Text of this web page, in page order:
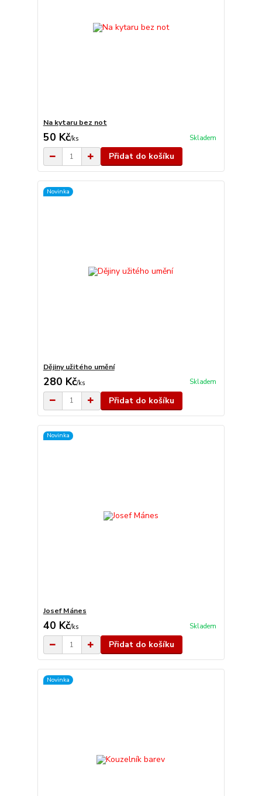
Na kytaru bez not
50 Kč/ks Skladem
Přidat do košíku
Novinka
Dějiny užitého umění
280 Kč/ks Skladem
Přidat do košíku
Novinka
Josef Mánes
40 Kč/ks Skladem
Přidat do košíku
Novinka